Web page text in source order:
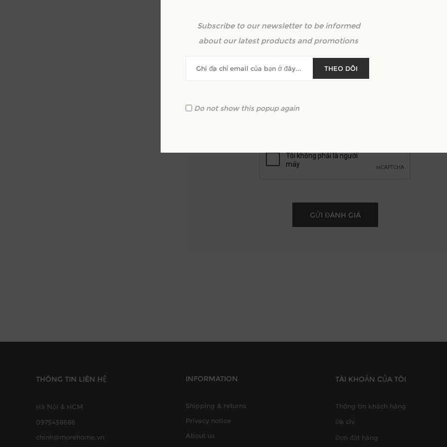
Xem lại văn bản:
THÔNG TIN LIÊN HỆ
Hà Nội & HCM
0975438686
chinh@morehome.vn
INFORMATION
Shipping & returns
Privacy notice
About us
TÀI KHOẢN CỦA TÔI
Thông tin khách hàng
Địa chỉ
Đơn đặt hàng
Subscribe to our newsletter to be informed
about our latest products and promotions
THEO DÕI
Do not show this popup again